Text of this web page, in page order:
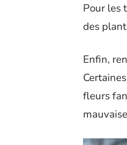
Pour les
des
Enfin,
fleurs